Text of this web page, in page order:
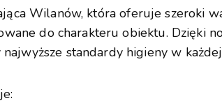
Wilanów, która oferuje szeroki
do charakteru obiektu. Dzięki
standardy higieny w